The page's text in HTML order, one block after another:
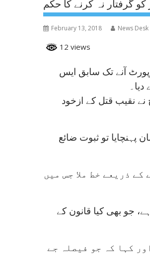
گرفتار نہ کرنے کا حکم
February 13, 2018 News Desk
12 views
آنے تک سابق ایس
سربراہی میں سپریم کورٹ کے 3 رکنی بینچ نے نقیب قتل کے ازخود
تو ثبوت ضائع
ذریعے خط ملا جس میں
جو بھی کیا قانون کے
کہا کہ جو فیصلہ جے